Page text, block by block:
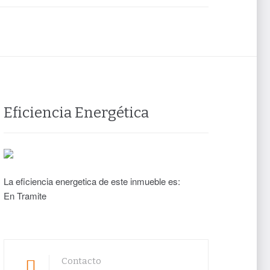
Eficiencia Energética
La eficiencia energetica de este inmueble es:
En Tramite
Contacto